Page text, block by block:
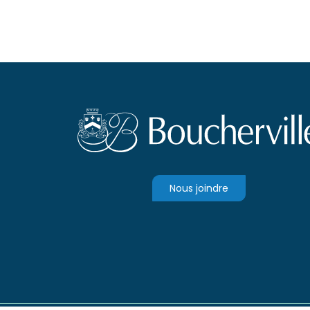
Nous joindre